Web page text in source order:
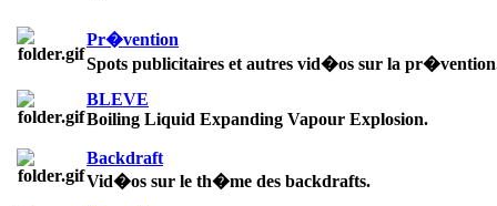
Pr�vention
Spots publicitaires et autres vid�os sur la
BLEVE
Boiling Liquid Expanding Vapour Explosion.
Backdraft
Vid�os sur le th�me des backdrafts.